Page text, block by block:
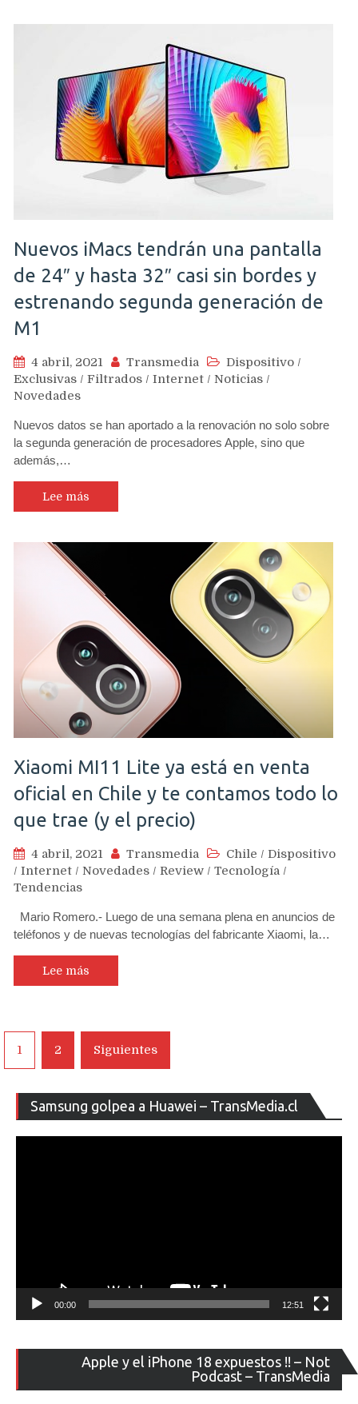
Nuevos iMacs tendrán una pantalla
de 24″ y hasta 32″ casi sin bordes y
estrenando segunda generación de
M1
4 abril, 2021 Transmedia Dispositivo /
Exclusivas / Filtrados / Internet / Noticias /
Novedades
Nuevos datos se han aportado a la renovación no solo sobre
la segunda generación de procesadores Apple, sino que
además,…
Lee más
Xiaomi MI11 Lite ya está en venta
oficial en Chile y te contamos todo lo
que trae (y el precio)
4 abril, 2021 Transmedia Chile / Dispositivo
/ Internet / Novedades / Review / Tecnología /
Tendencias
Mario Romero.- Luego de una semana plena en anuncios de
teléfonos y de nuevas tecnologías del fabricante Xiaomi, la…
Lee más
Navegación
de
entradas
1 2 Siguientes
Samsung golpea a Huawei – TransMedia.cl
de
00:00 12:51
Apple y el iPhone 18 expuestos !! – Not
Podcast – TransMedia
de